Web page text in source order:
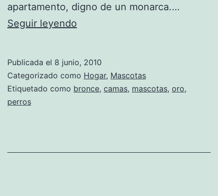
apartamento, digno de un monarca.…
Seguir leyendo
vendôme»:
Un
perro
Publicada el 8 junio, 2010
Categorizado como Hogar, Mascotas
Etiquetado como bronce, camas, mascotas, oro,
perros